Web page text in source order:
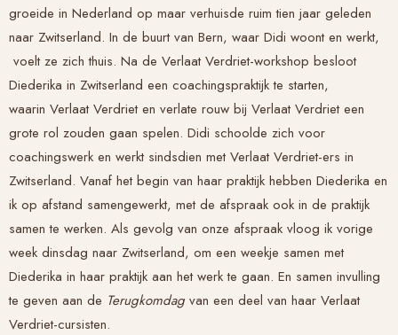
groeide in Nederland op maar verhuisde ruim tien jaar geleden
naar Zwitserland. In de buurt van Bern, waar Didi woont en werkt,
voelt ze zich thuis. Na de Verlaat Verdriet-workshop besloot
Diederika in Zwitserland een coachingspraktijk te starten,
waarin Verlaat Verdrieten verlate rouw bij Verlaat Verdrieteen
grote rol zouden gaan spelen. Didi schoolde zich voor
coachingswerk en werkt sindsdien metVerlaat Verdriet-ers in
Zwitserland. Vanaf het begin van haar praktijk hebben Diederika en
ik op afstand samengewerkt, met de afspraak ook in de praktijk
samen te werken. Als gevolg van onze afspraak vloog ik vorige
week dinsdag naar Zwitserland, om een weekje samen met
Diederika in haar praktijk aan het werk te gaan. En samen invulling
te geven aan de Terugkomdag van een deel van haar Verlaat
Verdriet-cursisten.